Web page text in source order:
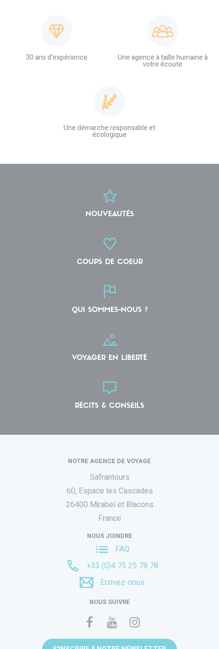
30 ans d'expérience Une agence à taille humaine à
votre écoute
Une démarche responsable et
écologique
NOUVEAUTÉS
COUPS DE COEUR
QUI SOMMES-NOUS ?
VOYAGER EN LIBERTÉ
RÉCITS & CONSEILS
NOTRE AGENCE DE VOYAGE
Safrantours
60, Espace les Cascades
26400 Mirabel et Blacons
France
NOUS JOINDRE
FAQ
+33 (0)4 75 25 78 78
Ecrivez-nous
NOUS SUIVRE